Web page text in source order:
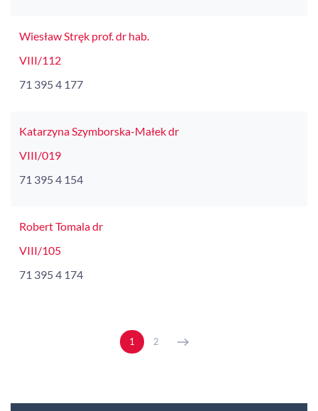
Wiesław Stręk prof. dr hab.
VIII/112
71 395 4 177
Katarzyna Szymborska-Małek dr
VIII/019
71 395 4 154
Robert Tomala dr
VIII/105
71 395 4 174
1 2